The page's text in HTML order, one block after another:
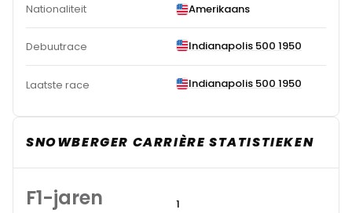
Nationaliteit Amerikaans
Debuutrace Indianapolis 500 1950
Laatste race Indianapolis 500 1950
SNOWBERGER CARRIÈRE STATISTIEKEN
F1-jaren 1